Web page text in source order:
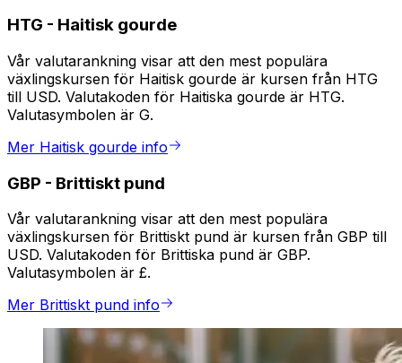
HTG - Haitisk gourde
Vår valutarankning visar att den mest populära
växlingskursen för Haitisk gourde är kursen från HTG
till USD. Valutakoden för Haitiska gourde är HTG.
Valutasymbolen är G.
Mer Haitisk gourde info
GBP - Brittiskt pund
Vår valutarankning visar att den mest populära
växlingskursen för Brittiskt pund är kursen från GBP till
USD. Valutakoden för Brittiska pund är GBP.
Valutasymbolen är £.
Mer Brittiskt pund info